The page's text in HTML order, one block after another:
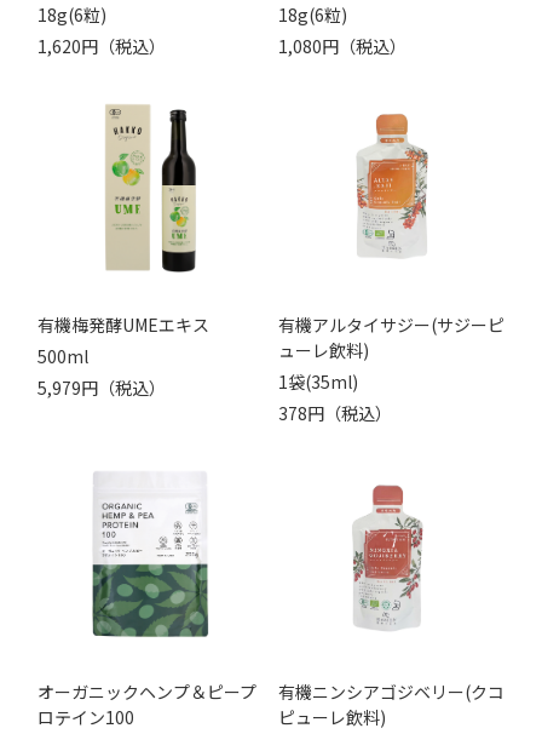
18g(6粒)
1,620円（税込）
18g(6粒)
1,080円（税込）
有機梅発酵UMEエキス
500ml
5,979円（税込）
有機アルタイサジー(サジーピ
ューレ飲料)
1袋(35ml)
378円（税込）
オーガニックヘンプ＆ピープ
ロテイン100
有機ニンシアゴジベリー(クコ
ピューレ飲料)